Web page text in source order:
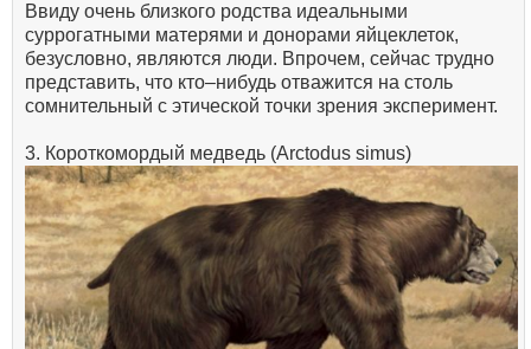
Ввиду очень близкого родства идеальными
суррогатными матерями и донорами яйцеклеток,
безусловно, являются люди. Впрочем, сейчас трудно
представить, что кто–нибудь отважится на столь
сомнительный с этической точки зрения эксперимент.
3. Короткомордый медведь (Arctodus simus)